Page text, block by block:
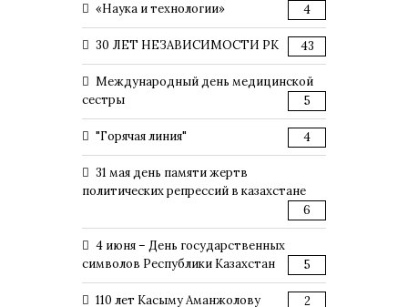
«Наука и технологии» 4
30 ЛЕТ НЕЗАВИСИМОСТИ РК 43
Международный день медицинской
сестры
5
"Горячая линия" 4
31 мая день памяти жертв
политических репрессий в казахстане
6
4 июня – День государственных
символов Республики Казахстан
5
110 лет Касыму Аманжолову 2